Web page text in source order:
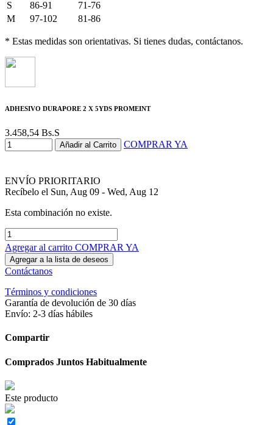
S 86-91
71-76
M
97-102 81-86
* Estas medidas son orientativas. Si tienes dudas, contáctanos.
ADHESIVO DURAPORE 2 X 5YDS PROMEINT
3.458,54 Bs.S
Añadir al Carrito COMPRAR YA
ENVÍO PRIORITARIO
Recíbelo el Sun, Aug 09 - Wed, Aug 12
Esta combinación no existe.
Agregar al carrito COMPRAR YA
Agregar a la lista de deseos
Contáctanos
Términos y condiciones
Garantía de devolución de 30 días
Envío: 2-3 días hábiles
Compartir
Comprados Juntos Habitualmente
Este producto